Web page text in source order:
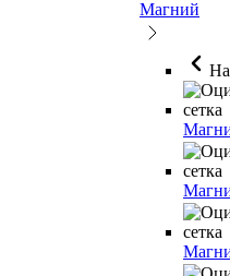
Магний